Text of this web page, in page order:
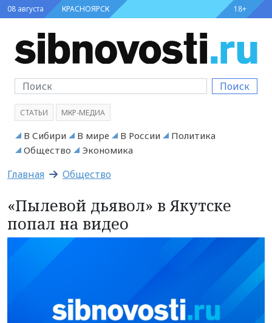
08 августа КРАСНОЯРСК 18+
Поиск
СТАТЬИ МКР-МЕДИА
В Сибири В мире В России
Политика
Общество
Экономика
Главная Общество
«Пылевой дьявол» в Якутске
попал на видео